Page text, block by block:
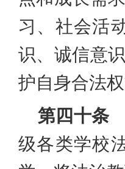
习、社会活
识、诚信意
护自身合法
第四十条
级各类学校